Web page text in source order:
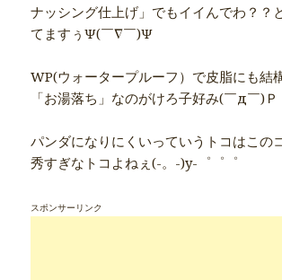
ナッシング仕上げ」でもイイんでわ？？
てますぅΨ(￣∇￣)Ψ
WP(ウォータープルーフ）で皮脂にも結
「お湯落ち」なのがけろ子好み(￣д￣)Ｐ
パンダになりにくいっていうトコはこの
秀すぎなトコよねぇ(-。-)y-゜゜゜
スポンサーリンク